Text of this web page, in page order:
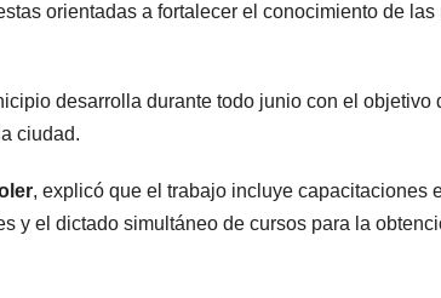
orientadas a fortalecer el conocimiento de las
desarrolla durante todo junio con el objetivo
ciudad.
, explicó que el trabajo incluye capacitaciones
y el dictado simultáneo de cursos para la